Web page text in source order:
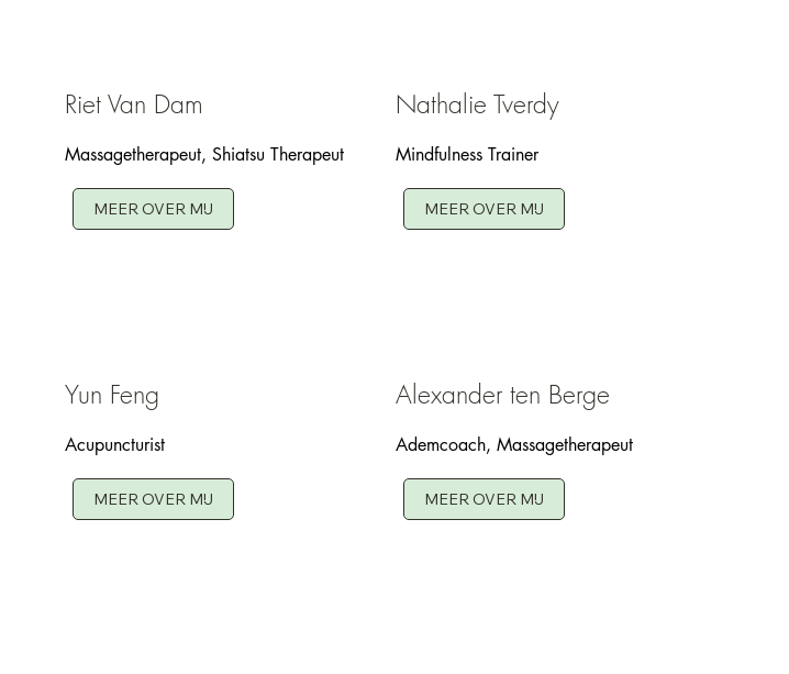
Riet Van Dam
Massagetherapeut, Shiatsu Therapeut
MEER OVER MIJ
Nathalie Tverdy
Mindfulness Trainer
MEER OVER MIJ
Yun Feng
Acupuncturist
MEER OVER MIJ
Alexander ten Berge
Ademcoach, Massagetherapeut
MEER OVER MIJ